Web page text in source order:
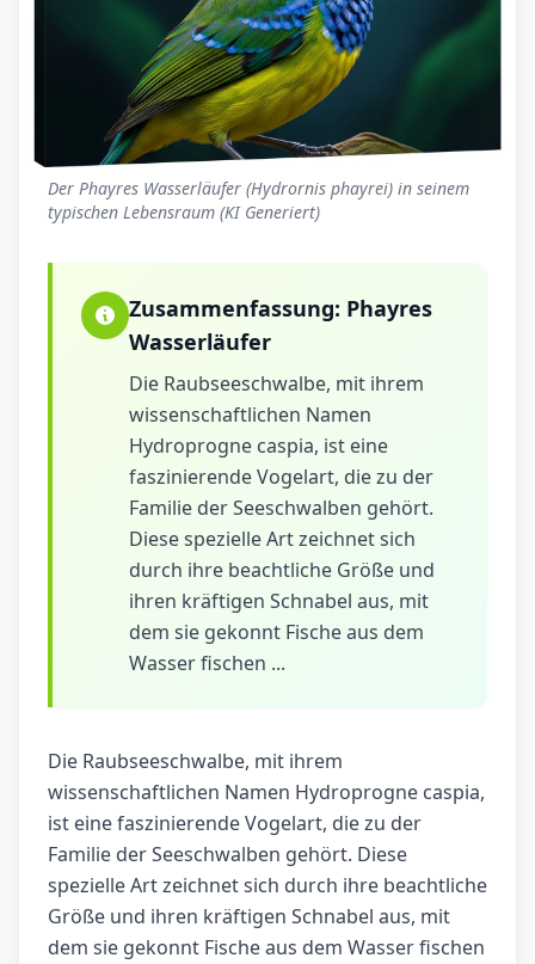
Der Phayres Wasserläufer (Hydrornis phayrei) in seinem
typischen Lebensraum (KI Generiert)
Zusammenfassung: Phayres
Wasserläufer
Die Raubseeschwalbe, mit ihrem
wissenschaftlichen Namen
Hydroprogne caspia, ist eine
faszinierende Vogelart, die zu der
Familie der Seeschwalben gehört.
Diese spezielle Art zeichnet sich
durch ihre beachtliche Größe und
ihren kräftigen Schnabel aus, mit
dem sie gekonnt Fische aus dem
Wasser fischen ...
Die Raubseeschwalbe, mit ihrem
wissenschaftlichen Namen Hydroprogne caspia,
ist eine faszinierende Vogelart, die zu der
Familie der Seeschwalben gehört. Diese
spezielle Art zeichnet sich durch ihre beachtliche
Größe und ihren kräftigen Schnabel aus, mit
dem sie gekonnt Fische aus dem Wasser fischen